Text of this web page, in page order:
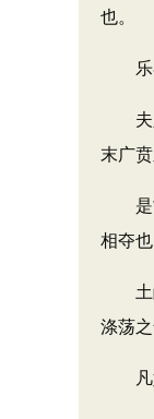
也。
乐者
夫人
末广
是故
相夺
土敝
涤荡
凡奸